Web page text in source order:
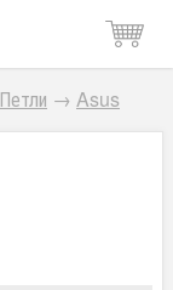
Петли → Asus